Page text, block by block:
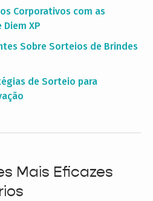
Corporativos com as
XP
Sobre Sorteios de Brindes
de Sorteio para
Mais Eficazes